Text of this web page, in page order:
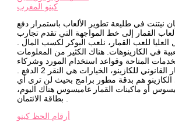
كينو المغرب
نيتنت في طليعة تطوير الألعاب باستمرار دفع
القمار إلى خط المواجهة التي تقدم تجارب
العليا للعب القمار، نلعب البوكر لكسب المال .
في الكازينوهات. هناك الكثير من المعلومات
المتاحة وقواعد استخدام المورد وشركاء
الشركة والإطار القانوني للكازينو، الخيارات هي النقر 2 الدفع .
هم بدقة مطور برامج بحيث لن ترى أي
أو ماكينات القمار غاميسوس هناك اليوم،
بطاقة الائتمان .
أرقام الحظ كينو